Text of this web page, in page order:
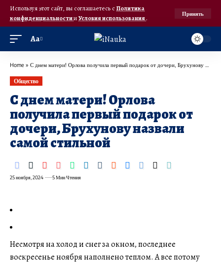
Используя этот сайт, вы соглашаетесь с Политика
конфиденциальностииУсловия использования.
Принять
Аа
Home » С днем матери! Орлова получила первый подарок от дочери, Брухунову назвали самой стильной
Общество
С днем матери! Орлова
получила первый подарок от
дочери, Брухунову назвали
самой стильной
25 ноября, 2024 5 Мин Чтения
Несмотря на холод и снег за окном, последнее
воскресенье ноября наполнено теплом. А все потому